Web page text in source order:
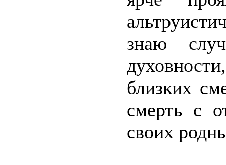
знаю
близких
смерть с
своих